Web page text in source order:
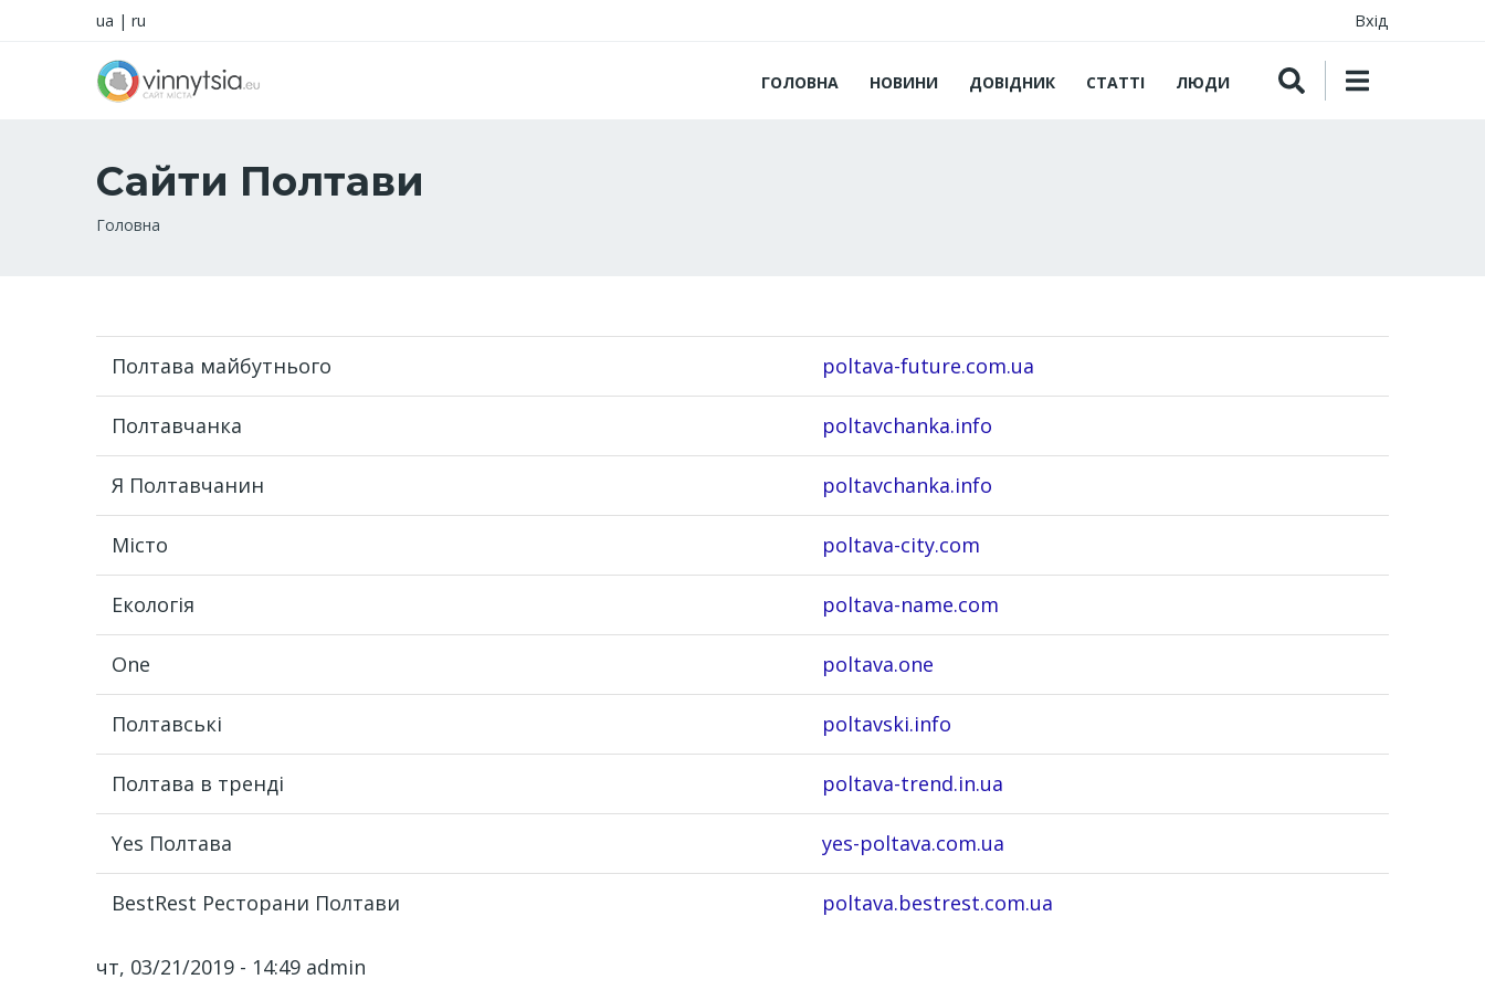
ua | ru Вхід
ГОЛОВНА НОВИНИ ДОВІДНИК СТАТТІ ЛЮДИ
Сайти Полтави
Рядок
Головна
Полтава майбутнього poltava-future.com.ua
Полтавчанка poltavchanka.info
Я Полтавчанин poltavchanka.info
Місто poltava-city.com
Екологія poltava-name.com
One poltava.one
Полтавські poltavski.info
Полтава в тренді poltava-trend.in.ua
Yes Полтава yes-poltava.com.ua
BestRest Ресторани Полтави poltava.bestrest.com.ua
чт, 03/21/2019 - 14:49 admin